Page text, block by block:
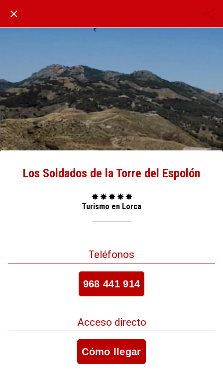
Los Soldados de la Torre del Espolón
✸ ✸ ✸ ✸ ✸
Turismo en Lorca
Teléfonos
968 441 914
Acceso directo
Cómo llegar